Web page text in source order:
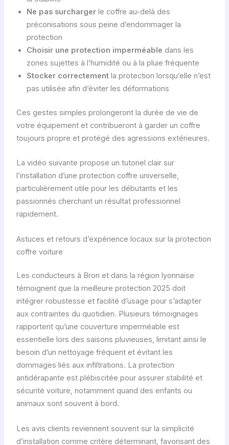
Ne pas surchargerle coffre au-delà des
préconisations sous peine d’endommager la
protection
Choisir une protection imperméable dans les
zones sujettes à l’humidité ou à la pluie fréquente
Stocker correctementla protection lorsqu’elle n’est
pas utilisée afin d’éviter les déformations
Ces gestes simples prolongeront la durée de vie de
votre équipement et contribueront à garder un coffre
toujours propre et protégé des agressions extérieures.
La vidéo suivante propose un tutoriel clair sur
l’installation d’une protection coffre universelle,
particulièrement utile pour les débutants et les
passionnés cherchant un résultat professionnel
rapidement.
Astuces et retours d’expérience locaux sur la protection
coffre voiture
Les conducteurs à Bron et dans la région lyonnaise
témoignent que la meilleure protection 2025 doit
intégrer robustesse et facilité d’usage pour s’adapter
aux contraintes du quotidien. Plusieurs témoignages
rapportent qu’une couverture imperméable est
essentielle lors des saisons pluvieuses, limitant ainsi le
besoin d’un nettoyage fréquent et évitant les
dommages liés aux infiltrations. La protection
antidérapante est plébiscitée pour assurer stabilité et
sécurité voiture, notamment quand des enfants ou
animaux sont souvent à bord.
Les avis clients reviennent souvent sur la simplicité
d’installation comme critère déterminant, favorisant des